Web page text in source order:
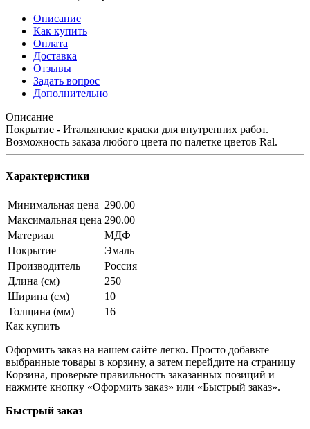
Описание
Как купить
Оплата
Доставка
Отзывы
Задать вопрос
Дополнительно
Описание
Покрытие - Итальянские краски для внутренних работ.
Возможность заказа любого цвета по палетке цветов Ral.
Характеристики
Минимальная цена 290.00
Максимальная цена 290.00
Материал
МДФ
Покрытие
Эмаль
Производитель
Россия
Длина (см)
250
Ширина (см)
10
Толщина (мм)
16
Как купить
Оформить заказ на нашем сайте легко. Просто добавьте
выбранные товары в корзину, а затем перейдите на страницу
Корзина, проверьте правильность заказанных позиций и
нажмите кнопку «Оформить заказ» или «Быстрый заказ».
Быстрый заказ